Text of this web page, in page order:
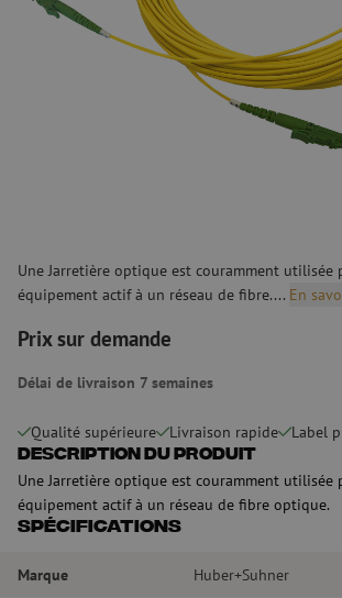
Une Jarretière optique est couramment utilisée
équipement actif à un réseau de fibre.... En
Prix sur demande
Délai de livraison 7 semaines
Qualité supérieure Livraison rapide Label
Description du produit
Une Jarretière optique est couramment utilisée
équipement actif à un réseau de fibre optique.
Spécifications
Marque Huber+Suhner